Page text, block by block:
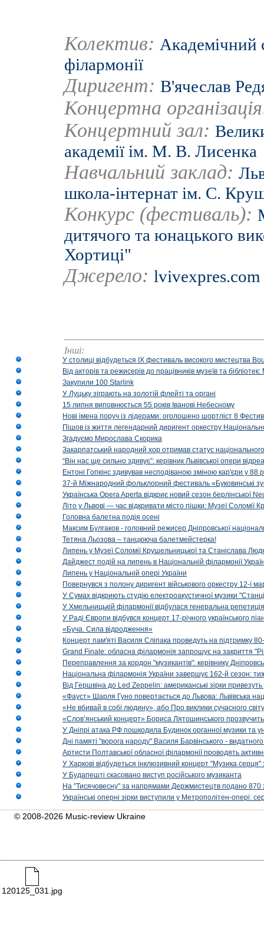
Колектив: Академічний
філармонії
Диригент: В'ячеслав
Концертна
Концертний зал:
академії ім. М. В. Лисенка
Навчальний заклад:
школа-інтернат ім. С.
Конкурс (фестиваль):
дитячого та юнацького
Хортиці"
Джерело: lvivexpres.com
Інші:
У столиці відбудеться IX фестиваль високого мистецтва
Від акторів та режисерів до працівників музеїв та
Закупили 100 Starlink
У Луцьку зіграють на золотій флейті та органі
15 липня виповнюється 55 років Іванові Небесному
Нові імена поруч із лідерами: оголошено шортліст 8
Пішов із життя легендарний диригент оркестру
Згадуємо Мирослава Скорика
Закарпатський народний хор отримав статус національного
“Він нас ще сильно здивує”: керівник Львівської опери
Ентоні Гопкінс здивував несподіваною зміною кар'єри у 88
37-й Міжнародний фольклорний фестиваль «Буковинські
Українська Opera Aperta відкриє новий сезон берлінської
Літо у Львові — час відкривати місто пішки: Музеї Соломії
Головна балетна подія осені
Максим Булгаков - головний режисер Дніпровської
Тетяна Льозова – танцююча балетмейстерка!
Липень у Музеї Соломії Крушельницької та Станіслава
Дайджест подій на липень в Національній філармонії
Липень у Національній опері України
Повернувся з полону диригент військового оркестру 12-ї
У Сумах відкриють студію електроакустичної музики
У Хмельницькій філармонії відбулася генеральна
У Раді Європи відбувся концерт 17-річного українського
«Буча. Сила відродження»
Концерт пам'яті Василя Сліпака проведуть на підтримку
Grand Finale: обласна філармонія запрошує на закриття
Переправлення за кордон "музикантів": керівнику
Національна філармонія України завершує 162-й сезон:
Від Гершвіна до Led Zeppelin: американські зірки
«Фауст» Шарля Гуно повертається до Львова: Львівська
«Не вбивай в собі людину», або Про виклики сучасного світу
«Слов’янський концерт» Бориса Лятошинського
У Дніпрі атака РФ пошкодила Будинок органної музики та
Дні памяті "ворога народу" Василя Барвінського -
Артисти Полтавської обласної філармонії проводять
У Харкові відбудеться інклюзивний концерт "Музика
У Будапешті скасовано виступ російського музиканта
На "Тисячовесну" за напрямами Держмистецтв подано 870
Українські оперні зірки виступили у Метрополітен-опері:
© 2008-2026 Music-review Ukraine
120125_031.jpg